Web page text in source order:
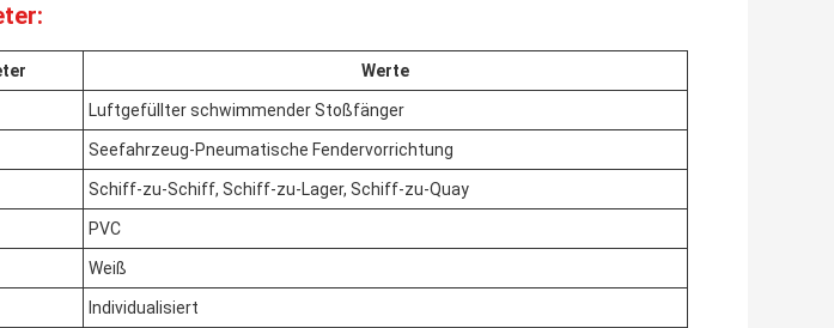
Werte
Luftgefüllter schwimmender Stoßfänger
Seefahrzeug-Pneumatische Fendervorrichtung
Schiff-zu-Schiff, Schiff-zu-Lager, Schiff-zu-Quay
PVC
Weiß
Individualisiert